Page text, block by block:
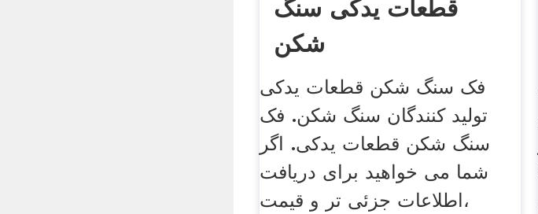
قطعات یدکی سنگ
شکن
فک سنگ شکن قطعات یدکی
تولید کنندگان سنگ شکن. فک
سنگ شکن قطعات یدکی. اگر
شما می خواهید برای دریافت
اطلاعات جزئی تر و قیمت،